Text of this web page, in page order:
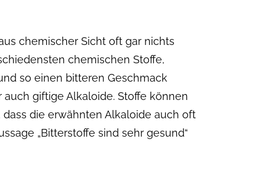
chemischer Sicht oft gar nichts
chemischen Stoffe,
so einen bitteren Geschmack
giftige Alkaloide. Stoffe können
die erwähnten Alkaloide auch oft
„Bitterstoffe sind sehr gesund“